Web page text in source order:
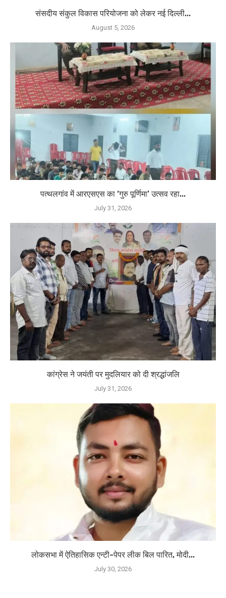
संसदीय संकुल विकास परियोजना को लेकर नई दिल्ली...
August 5, 2026
पत्थलगांव में आरएसएस का ‘गुरु पूर्णिमा’ उत्सव रहा...
July 31, 2026
कांग्रेस ने जयंती पर मुदलियार को दी श्रद्धांजलि
July 31, 2026
लोकसभा में ऐतिहासिक एन्टी-पेपर लीक बिल पारित, मोदी...
July 30, 2026